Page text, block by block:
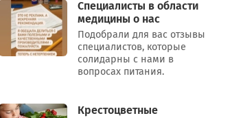
Специалисты в области
медицины о нас
Подобрали для вас отзывы
специалистов, которые
солидарны с нами в
вопросах питания.
Крестоцветные